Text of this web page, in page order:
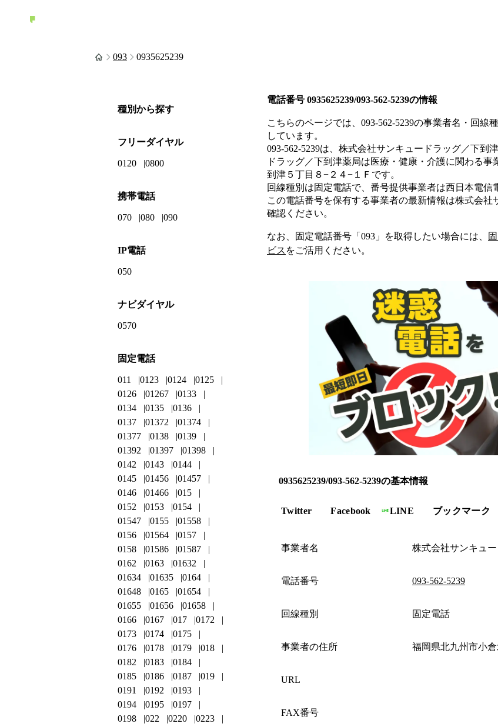
093 0935625239
電話番号 0935625239/093-562-5239の情報
こちらのページでは、 093-562-5239の事業者名・回線
しています。
093-562-5239は、 株式会社サンキュードラッグ／下到
ドラッグ／下到津薬局は医療・健康・介護に関わる事
到津５丁目８−２４−１Ｆ です。
回線種別は固定電話で、番号提供事業者は西日本電信
この電話番号を保有する事業者の最新情報は株式会社
確認ください。
なお、固定電話番号「 093 」を取得したい場合には、
ビス をご活用ください。
0935625239/093-562-5239の基本情報
Twitter Facebook LINE ブックマーク
事業者名 株式会社サンキュ
電話番号 093-562-5239
回線種別 固定電話
事業者の住所 福岡県北九州市小
URL
FAX番号
種別から探す
フリーダイヤル
0120 0800
携帯電話
070 080 090
IP電話
050
ナビダイヤル
0570
固定電話
011 0123 0124
0125
0126
01267
0133
0134
0135
0136
0137
01372
01374
01377
0138
0139
01392
01397
01398
0142
0143
0144
0145
01456
01457
0146
01466
015
0152
0153
0154
01547
0155
01558
0156
01564
0157
0158
01586
01587
0162
0163
01632
01634
01635
0164
01648
0165
01654
01655
01656
01658
0166
0167 017
0172
0173
0174
0175
0176
0178 0179
018
0182
0183
0184
0185
0186 0187
019
0191
0192
0193
0194
0195
0197
0198
022 0220
0223